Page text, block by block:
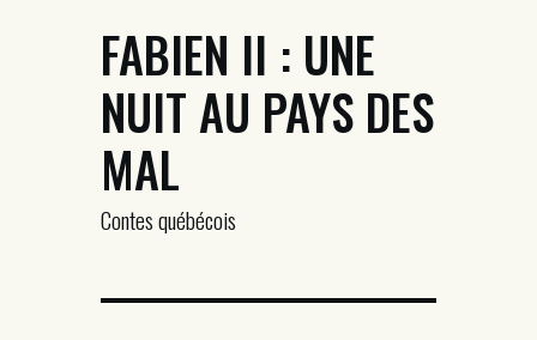
FABIEN II : UNE
NUIT AU PAYS DES
MAL
Contes québécois